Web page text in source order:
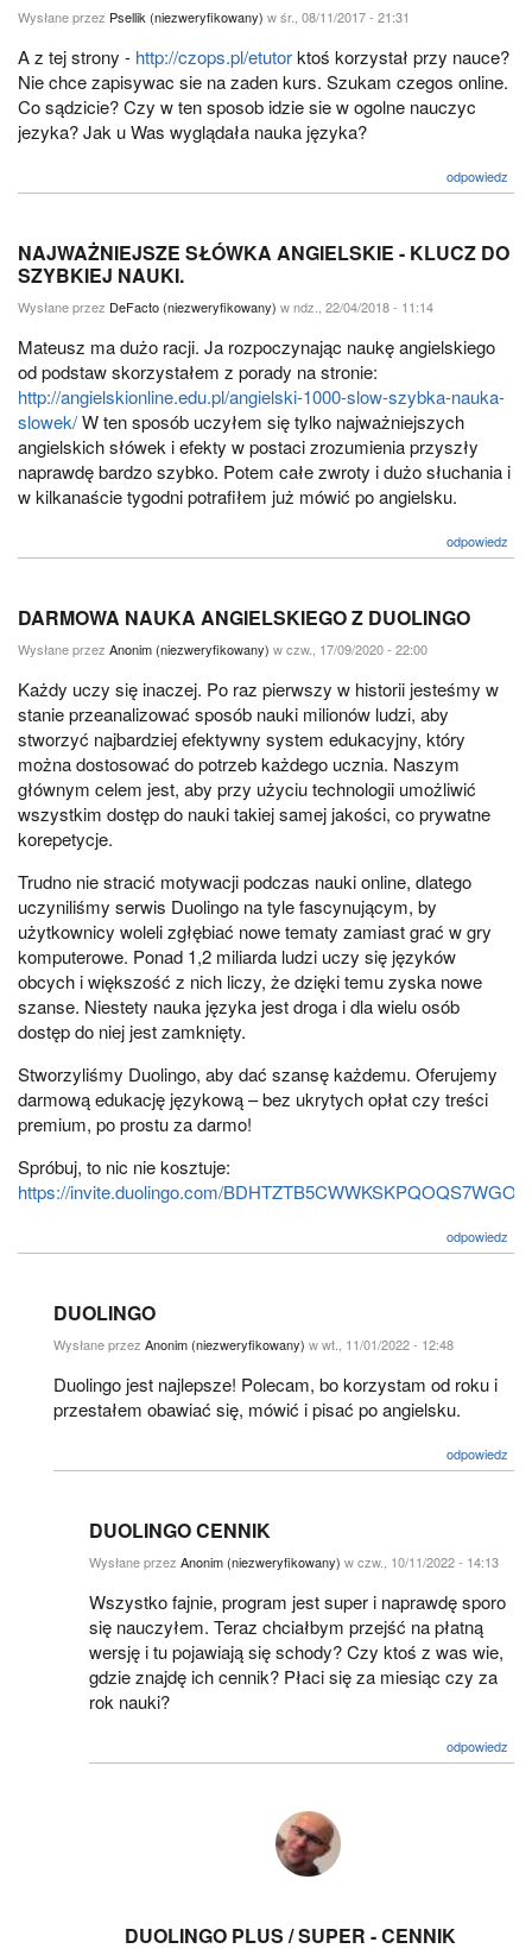
Wysłane przez Psellik (niezweryfikowany) w śr., 08/11/2017 - 21:31
A z tej strony - http://czops.pl/etutorktoś korzystał przy nauce?
Nie chce zapisywac sie na zaden kurs. Szukam czegos online.
Co sądzicie? Czy w ten sposob idzie sie w ogolne nauczyc
jezyka? Jak u Was wyglądała nauka języka?
odpowiedz
NAJWAŻNIEJSZE SŁÓWKA ANGIELSKIE - KLUCZ DO
SZYBKIEJ NAUKI.
Wysłane przez DeFacto (niezweryfikowany) w ndz., 22/04/2018 - 11:14
Mateusz ma dużo racji. Ja rozpoczynając naukę angielskiego
od podstaw skorzystałem z porady na stronie:
http://angielskionline.edu.pl/angielski-1000-slow-szybka-nauka-
slowek/W ten sposób uczyłem się tylko najważniejszych
angielskich słówek i efekty w postaci zrozumienia przyszły
naprawdę bardzo szybko. Potem całe zwroty i dużo słuchania i
w kilkanaście tygodni potrafiłem już mówić po angielsku.
odpowiedz
DARMOWA NAUKA ANGIELSKIEGO Z DUOLINGO
Wysłane przez Anonim (niezweryfikowany) w czw., 17/09/2020 - 22:00
Każdy uczy się inaczej. Po raz pierwszy w historii jesteśmy w
stanie przeanalizować sposób nauki milionów ludzi, aby
stworzyć najbardziej efektywny system edukacyjny, który
można dostosować do potrzeb każdego ucznia. Naszym
głównym celem jest, aby przy użyciu technologii umożliwić
wszystkim dostęp do nauki takiej samej jakości, co prywatne
korepetycje.
Trudno nie stracić motywacji podczas nauki online, dlatego
uczyniliśmy serwis Duolingo na tyle fascynującym, by
użytkownicy woleli zgłębiać nowe tematy zamiast grać w gry
komputerowe. Ponad 1,2 miliarda ludzi uczy się języków
obcych i większość z nich liczy, że dzięki temu zyska nowe
szanse. Niestety nauka języka jest droga i dla wielu osób
dostęp do niej jest zamknięty.
Stworzyliśmy Duolingo, aby dać szansę każdemu. Oferujemy
darmową edukację językową – bez ukrytych opłat czy treści
premium, po prostu za darmo!
Spróbuj, to nic nie kosztuje:
https://invite.duolingo.com/
odpowiedz
DUOLINGO
Wysłane przez Anonim (niezweryfikowany) w wt., 11/01/2022 - 12:48
Duolingo jest najlepsze! Polecam, bo korzystam od roku i
przestałem obawiać się, mówić i pisać po angielsku.
odpowiedz
DUOLINGO CENNIK
Wysłane przez Anonim (niezweryfikowany) w czw., 10/11/2022 - 14:13
Wszystko fajnie, program jest super i naprawdę sporo
się nauczyłem. Teraz chciałbym przejść na płatną
wersję i tu pojawiają się schody? Czy ktoś z was wie,
gdzie znajdę ich cennik? Płaci się za miesiąc czy za
rok nauki?
odpowiedz
DUOLINGO PLUS / SUPER - CENNIK